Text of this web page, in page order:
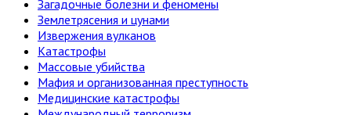
Загадочные болезни и феномены
Землетрясения и цунами
Извержения вулканов
Катастрофы
Массовые убийства
Мафия и организованная преступность
Медицинские катастрофы